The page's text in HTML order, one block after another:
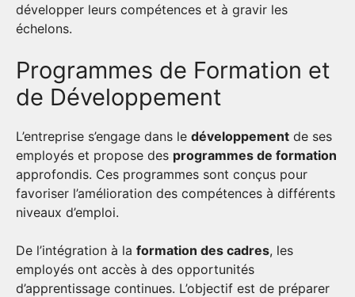
développer leurs compétences et à gravir les
échelons.
Programmes de Formation et
de Développement
L’entreprise s’engage dans le développement de ses
employés et propose des programmes de formation
approfondis. Ces programmes sont conçus pour
favoriser l’amélioration des compétences à différents
niveaux d’emploi.
De l’intégration à la formation des cadres, les
employés ont accès à des opportunités
d’apprentissage continues. L’objectif est de préparer